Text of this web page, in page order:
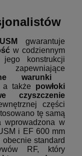
gwarantuje
w codziennym
jego konstrukcji
warunki
a także powłoki
czyszczenie
części
tę samą
wprowadzona w
i EF 600 mm
standard
RF, który